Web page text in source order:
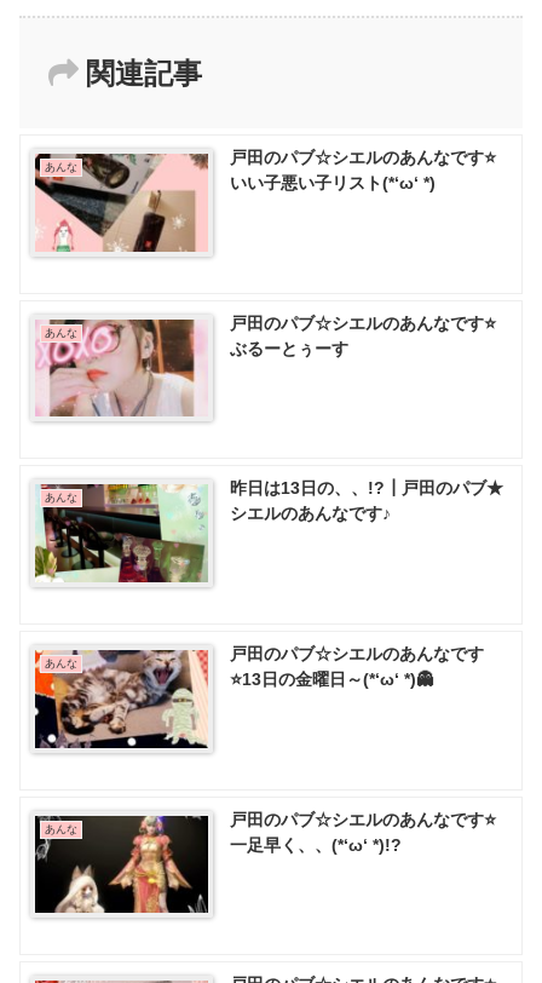
関連記事
あんな
戸田のパブ☆シエルのあんなです⭐
いい子悪い子リスト(*‘ω‘ *)
あんな
戸田のパブ☆シエルのあんなです⭐️
ぶるーとぅーす
あんな
昨日は13日の、、!?┃戸田のパブ★
シエルのあんなです♪
あんな
戸田のパブ☆シエルのあんなです
⭐13日の金曜日～(*‘ω‘ *)👻
あんな
戸田のパブ☆シエルのあんなです⭐
一足早く、、(*‘ω‘ *)!?